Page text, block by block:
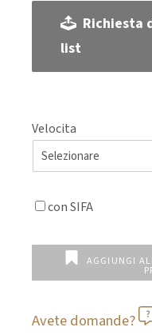
Richiesta
list
Velocita
con SIFA
AGGIUNGI
Avete domande?